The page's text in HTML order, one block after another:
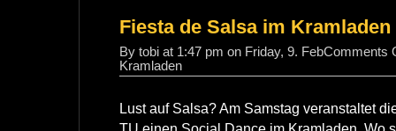
Fiesta de Salsa im Kramladen
By tobi at 1:47 pm on Friday, 9. FebComments
Kramladen
Lust auf Salsa? Am Samstag veranstaltet